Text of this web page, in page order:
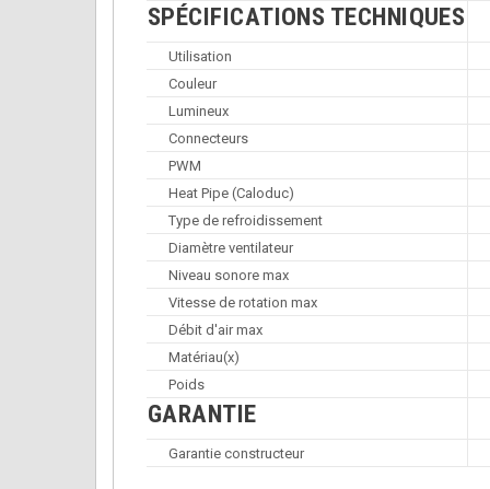
SPÉCIFICATIONS TECHNIQUES
Utilisation
Couleur
Lumineux
Connecteurs
PWM
Heat Pipe (Caloduc)
Type de refroidissement
Diamètre ventilateur
Niveau sonore max
Vitesse de rotation max
Débit d'air max
Matériau(x)
Poids
GARANTIE
Garantie constructeur